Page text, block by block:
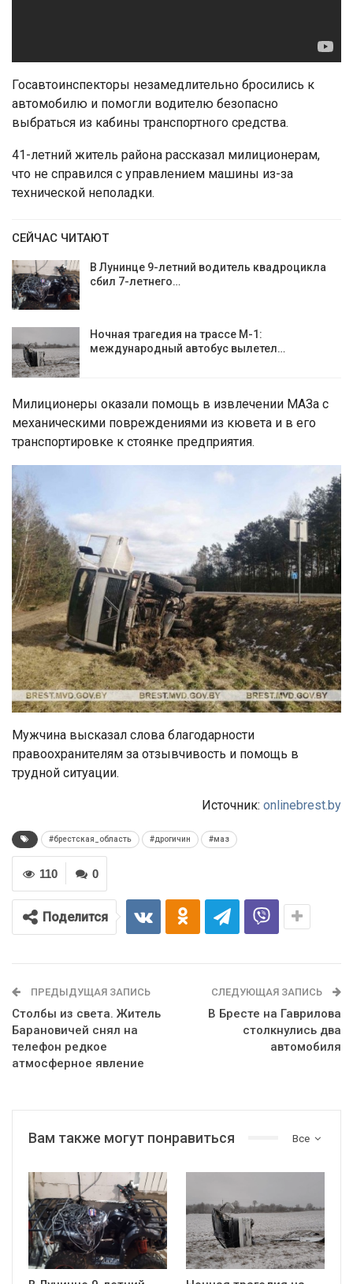
Госавтоинспекторы незамедлительно бросились к
автомобилю и помогли водителю безопасно
выбраться из кабины транспортного средства.
41-летний житель района рассказал милиционерам,
что не справился с управлением машины из-за
технической неполадки.
СЕЙЧАС ЧИТАЮТ
В Лунинце 9-летний водитель квадроцикла
сбил 7-летнего…
Ночная трагедия на трассе М-1:
международный автобус вылетел…
Милиционеры оказали помощь в извлечении МАЗа с
механическими повреждениями из кювета и в его
транспортировке к стоянке предприятия.
Мужчина высказал слова благодарности
правоохранителям за отзывчивость и помощь в
трудной ситуации.
Источник: onlinebrest.by
#брестская_область #дрогичин #маз
0
110
Поделится
ПРЕДЫДУЩАЯ ЗАПИСЬ
Столбы из света. Житель
Барановичей снял на
телефон редкое
атмосферное явление
СЛЕДУЮЩАЯ ЗАПИСЬ
В Бресте на Гаврилова
столкнулись два
автомобиля
Все
Вам также могут понравиться